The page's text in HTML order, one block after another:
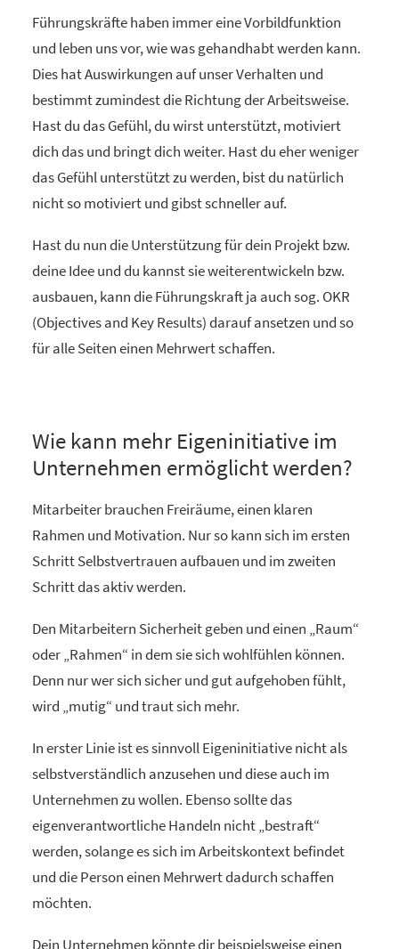
Führungskräfte haben immer eine Vorbildfunktion
und leben uns vor, wie was gehandhabt werden kann.
Dies hat Auswirkungen auf unser Verhalten und
bestimmt zumindest die Richtung der Arbeitsweise.
Hast du das Gefühl, du wirst unterstützt, motiviert
dich das und bringt dich weiter. Hast du eher weniger
das Gefühl unterstützt zu werden, bist du natürlich
nicht so motiviert und gibst schneller auf.
Hast du nun die Unterstützung für dein Projekt bzw.
deine Idee und du kannst sie weiterentwickeln bzw.
ausbauen, kann die Führungskraft ja auch sog. OKR
(Objectives and Key Results) darauf ansetzen und so
für alle Seiten einen Mehrwert schaffen.
Wie kann mehr Eigeninitiative im
Unternehmen ermöglicht werden?
Mitarbeiter brauchen Freiräume, einen klaren
Rahmen und Motivation. Nur so kann sich im ersten
Schritt Selbstvertrauen aufbauen und im zweiten
Schritt das aktiv werden.
Den Mitarbeitern Sicherheit geben und einen „Raum“
oder „Rahmen“ in dem sie sich wohlfühlen können.
Denn nur wer sich sicher und gut aufgehoben fühlt,
wird „mutig“ und traut sich mehr.
In erster Linie ist es sinnvoll Eigeninitiative nicht als
selbstverständlich anzusehen und diese auch im
Unternehmen zu wollen. Ebenso sollte das
eigenverantwortliche Handeln nicht „bestraft“
werden, solange es sich im Arbeitskontext befindet
und die Person einen Mehrwert dadurch schaffen
möchten.
Dein Unternehmen könnte dir beispielsweise einen